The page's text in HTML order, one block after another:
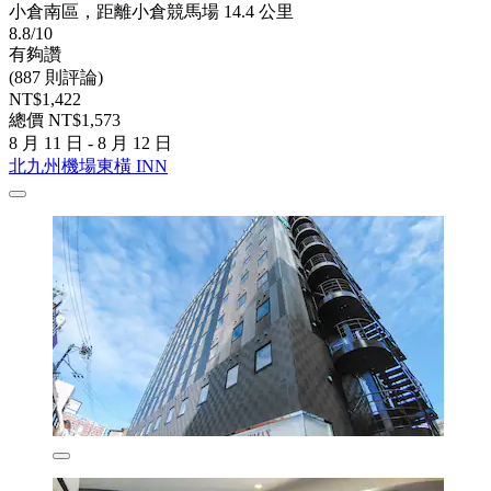
小倉南區，距離小倉競馬場 14.4 公里
8.8/10
有夠讚
(887 則評論)
NT$1,422
總價 NT$1,573
8 月 11 日 - 8 月 12 日
北九州機場東橫 INN